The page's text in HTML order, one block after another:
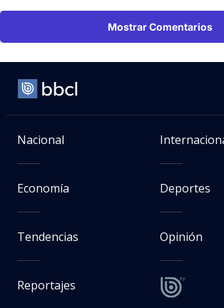
Mostrar Comentarios
Nacional
Economía Deportes
Tendencias Opinión
Reportajes